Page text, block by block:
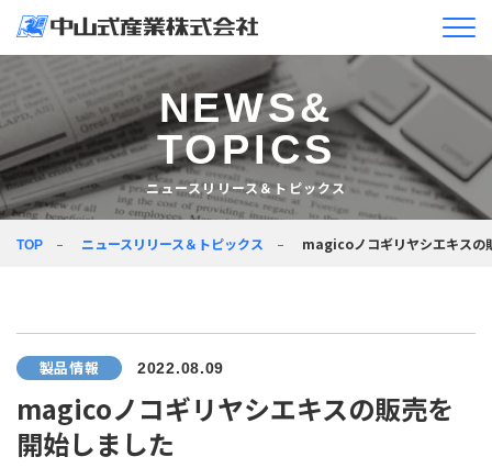
ニュースリリース＆トピックス
製品情報
NEWS&
TOPICS
ニュースリリース＆トピックス
TOP ニュースリリース＆トピックス magicoノコギリヤシエキスの
製品情報 2022.08.09
magicoノコギリヤシエキスの販売を
開始しました